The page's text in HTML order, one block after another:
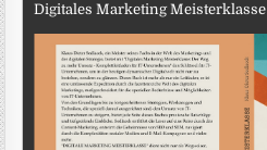
Digitales Marketing Meisterklasse